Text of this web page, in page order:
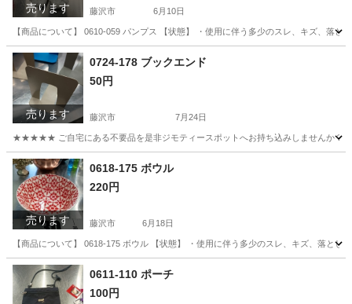
売ります 藤沢市 6月10日
【商品について】 0610-059 パンプス 【状態】 ・使用に伴う多少のスレ、キズ、落
神奈川 藤沢市 リユース
売ります
0724-178 ブックエンド
50円
藤沢市 7月24日
★★★★★ ご自宅にある不要品を是非ジモティースポットへお持ち込みしませんか？
神奈川 藤沢市
売ります
0618-175 ボウル
220円
藤沢市 6月18日
【商品について】 0618-175 ボウル 【状態】 ・使用に伴う多少のスレ、キズ、落と
神奈川 藤沢市 リユース
0611-110 ポーチ
100円